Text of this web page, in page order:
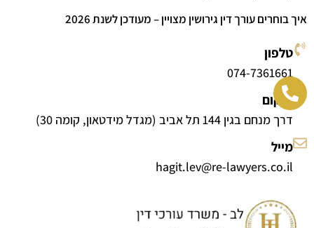
איך בוחרים עורך דין גירושין מצויין – מעודכן לשנת 2026
טלפון
074-7361661
מיקום
דרך מנחם בגין 144 תל אביב (מגדל מידטאון, קומה 30)
מייל
hagit.lev@re-lawyers.co.il